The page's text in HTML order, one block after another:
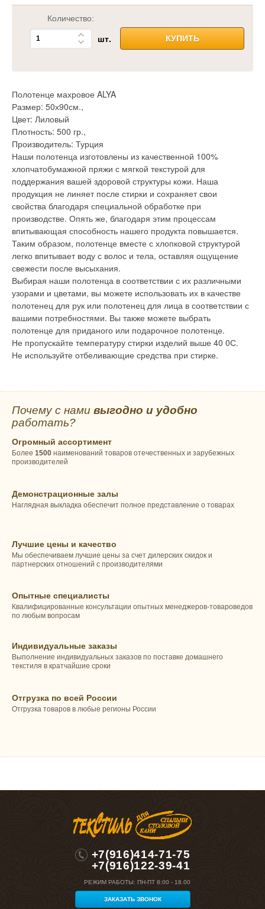
Количество:
шт. КУПИТЬ
Полотенце махровое ALYA
Размер: 50х90см.,
Цвет: Лиловый
Плотность: 500 гр.,
Производитель: Турция
Наши полотенца изготовлены из качественной 100%
хлопчатобумажной пряжи с мягкой текстурой для
поддержания вашей здоровой структуры кожи. Наша
продукция не линяет после стирки и сохраняет свои
свойства благодаря специальной обработке при
производстве. Опять же, благодаря этим процессам
впитывающая способность нашего продукта повышается.
Таким образом, полотенце вместе с хлопковой структурой
легко впитывает воду с волос и тела, оставляя ощущение
свежести после высыхания.
Выбирая наши полотенца в соответствии с их различными
узорами и цветами, вы можете использовать их в качестве
полотенец для рук или полотенец для лица в соответствии с
вашими потребностями. Вы также можете выбрать
полотенце для приданого или подарочное полотенце.
Не пропускайте температуру стирки изделий выше 40 0С.
Не используйте отбеливающие средства при стирке.
Почему с нами выгодно и удобно
работать?
Огромный ассортимент
Более 1500 наименований товаров отечественных и зарубежных
производителей
Демонстрационные залы
Наглядная выкладка обеспечит полное представление о товарах
Лучшие цены и качество
Мы обеспечиваем лучшие цены за счет дилерских скидок и
партнерских отношений с производителями
Опытные специалисты
Квалифицированные консультации опытных менеджеров-товароведов
по любым вопросам
Индивидуальные заказы
Выполнение индивидуальных заказов по поставке домашнего
текстиля в кратчайшие сроки
Отгрузка по всей России
Отгрузка товаров в любые регионы России
+7(916)414-71-75
+7(916)122-39-41
РЕЖИМ РАБОТЫ: ПН-ПТ 8:00 - 18.00
ЗАКАЗАТЬ ЗВОНОК